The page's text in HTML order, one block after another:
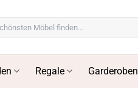
Regale Garderoben